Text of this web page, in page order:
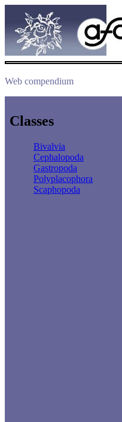
Web compendium
Classes
Bivalvia
Cephalopoda
Gastropoda
Polyplacophora
Scaphopoda